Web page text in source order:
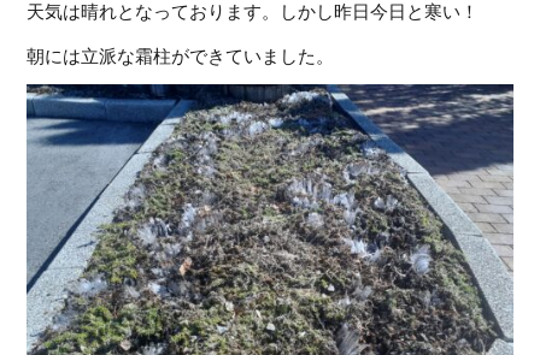
天気は晴れとなっております。しかし昨日今日と寒い！
朝には立派な霜柱ができていました。